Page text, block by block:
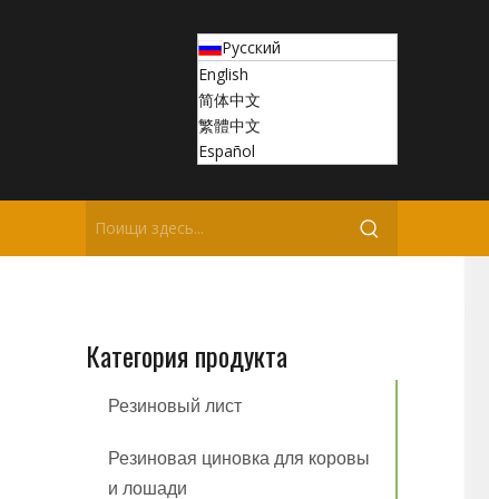
Pусский
English
简体中文
繁體中文
Español
Категория продукта
Резиновый лист
Резиновая циновка для коровы
и лошади